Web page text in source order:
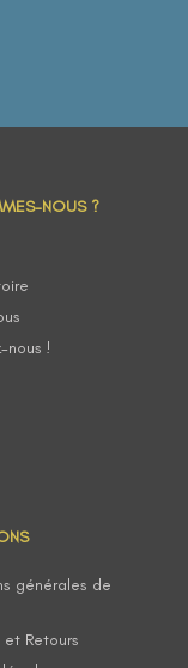
NOUS ?
nous !
générales de
et Retours